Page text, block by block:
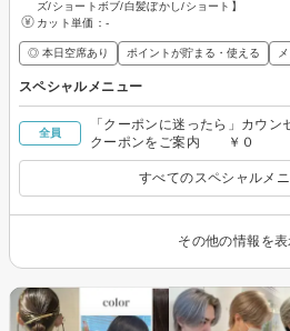
ズ/ショートボブ/白髪ぼかし/ショート】
カット単価： -
◎ 本日空席あり ポイントが貯まる・使える
スペシャルメニュー
全員
「クーポンに迷ったら」カウン
クーポンをご案内 ￥０
すべてのスペシャルメ
その他の情報を表